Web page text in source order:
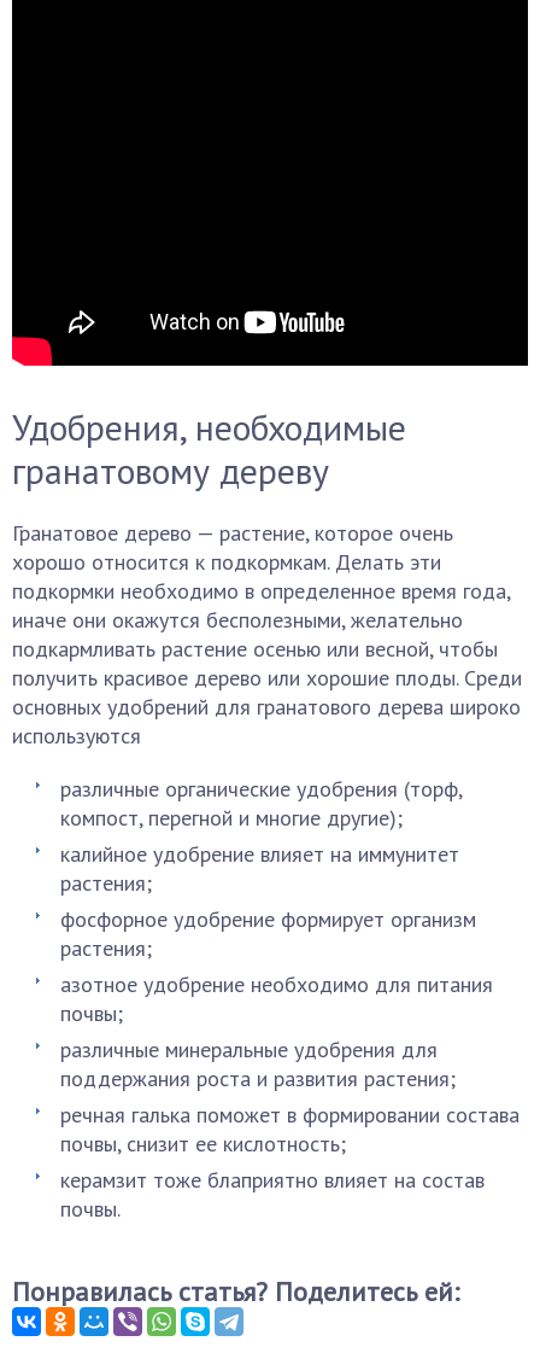
Удобрения, необходимые
гранатовому дереву
Гранатовое дерево — растение, которое очень
хорошо относится к подкормкам. Делать эти
подкормки необходимо в определенное время года,
иначе они окажутся бесполезными, желательно
подкармливать растение осенью или весной, чтобы
получить красивое дерево или хорошие плоды. Среди
основных удобрений для гранатового дерева широко
используются
различные органические удобрения (торф,
компост, перегной и многие другие);
калийное удобрение влияет на иммунитет
растения;
фосфорное удобрение формирует организм
растения;
азотное удобрение необходимо для питания
почвы;
различные минеральные удобрения для
поддержания роста и развития растения;
речная галька поможет в формировании состава
почвы, снизит ее кислотность;
керамзит тоже блаприятно влияет на состав
почвы.
Понравилась статья? Поделитесь ей: